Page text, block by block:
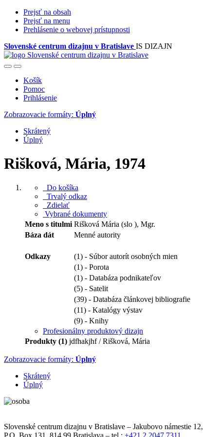
Prejsť na obsah
Prejsť na menu
Prehlásenie o webovej prístupnosti
Slovenské centrum dizajnu v Bratislave IS DIZAJN
Košík
Pomoc
Prihlásenie
Zobrazovacie formáty: Úplný
Skrátený
Úplný
Rišková, Mária, 1974
Do košíka
Trvalý odkaz
Zdielať
Vybrané dokumenty
Meno s titulmi Rišková Mária (slo ), Mgr.
Báza dát
Menné autority
Odkazy
(1) - Súbor autorít osobných mien
(1) - Porota
(1) - Databáza podnikateľov
(5) - Satelit
(39) - Databáza článkovej bibliografie
(11) - Katalógy výstav
(9) - Knihy
Profesionálny produktový dizajn
Produkty (1) jdfhakjhf / Rišková, Mária
Zobrazovacie formáty: Úplný
Skrátený
Úplný
Slovenské centrum dizajnu v Bratislave – Jakubovo námestie 12,
P.O. Box 131, 814 99 Bratislava – tel.: +421 2 2047 7311